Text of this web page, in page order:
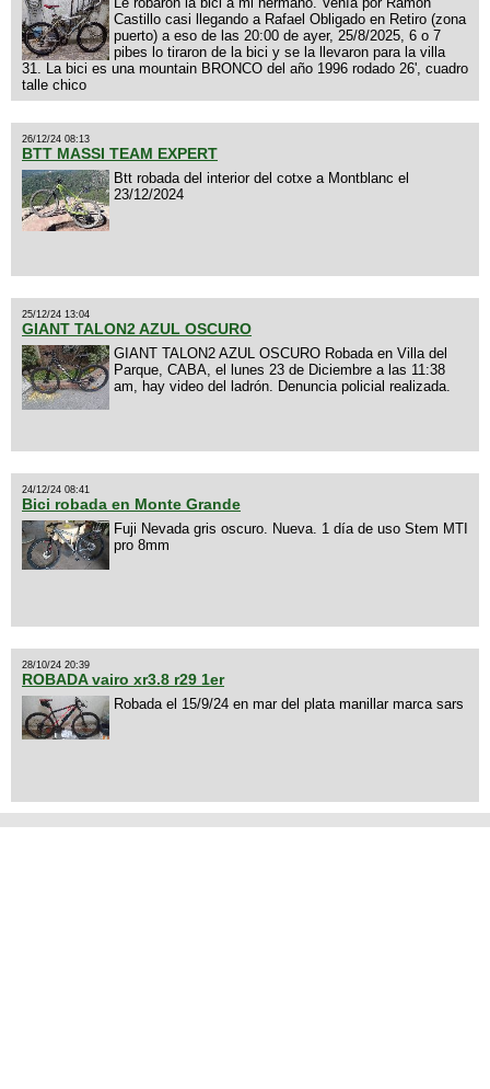
Castillo casi llegando a Rafael Obligado en Retiro (zona
puerto) a eso de las 20:00 de ayer, 25/8/2025, 6 o 7
pibes lo tiraron de la bici y se la llevaron para la villa
31. La bici es una mountain BRONCO del año 1996 rodado 26', cuadro
talle chico
26/12/24 08:13
BTT MASSI TEAM EXPERT
Btt robada del interior del cotxe a Montblanc el
23/12/2024
25/12/24 13:04
GIANT TALON2 AZUL OSCURO
GIANT TALON2 AZUL OSCURO Robada en Villa del
Parque, CABA, el lunes 23 de Diciembre a las 11:38
am, hay video del ladrón. Denuncia policial realizada.
24/12/24 08:41
Bici robada en Monte Grande
Fuji Nevada gris oscuro. Nueva. 1 día de uso Stem MTI
pro 8mm
28/10/24 20:39
ROBADA vairo xr3.8 r29 1er
Robada el 15/9/24 en mar del plata manillar marca sars